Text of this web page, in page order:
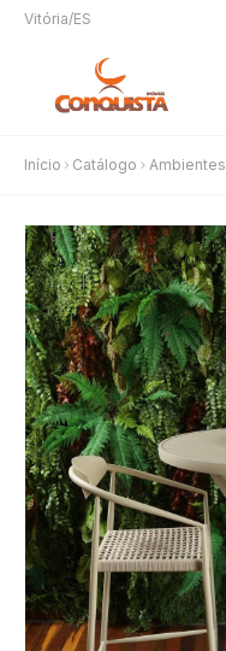
Vitória/ES
Início Catálogo Ambientes